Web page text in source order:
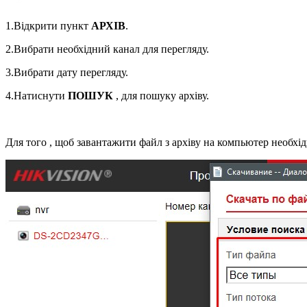
1.Відкрити пункт АРХІВ.
2.Вибрати необхідний канал для перегляду.
3.Вибрати дату перегляду.
4.Натиснути ПОШУК , для пошуку архіву.
Для того , щоб завантажити файл з архіву на компьютер